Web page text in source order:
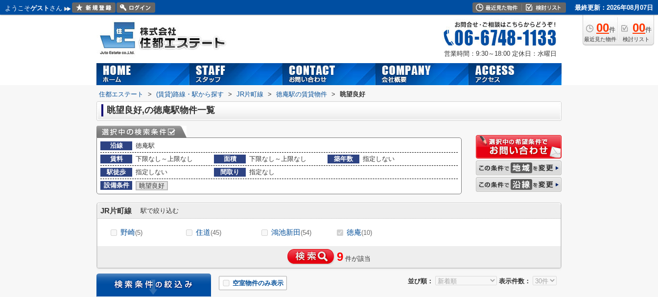
ようこそゲスト さん 最終更新：2026年08月07日
00件
最近見た物件
00件
検討リスト
営業時間：9:30～18:00 定休日：水曜日
住都エステート > (賃貸)路線・駅から探す > JR片町線 > 徳庵駅の賃貸物件 > 眺望良好
眺望良好,の徳庵駅物件一覧
沿線
徳庵駅
賃料
下限なし～上限なし 面積 下限なし～上限なし 築年数
指定しない
駅徒歩
指定しない 間取り
指定なし
設備条件
眺望良好
JR片町線 駅で絞り込む
野崎(5) 住道(45) 鴻池新田(54) 徳庵(10)
9 件が該当
並び順： 表示件数：
空室物件のみ表示